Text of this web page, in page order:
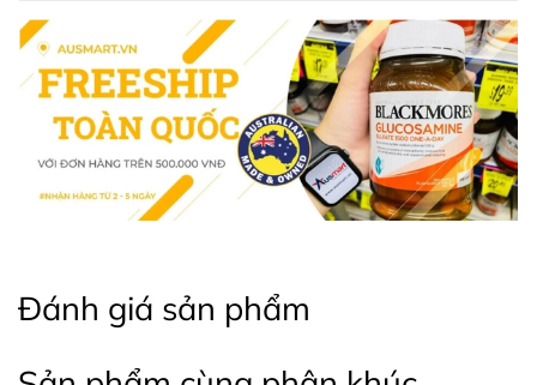
đầu bàn chải, rửa sạch rồi để ráo. Khi sử dụng chỉ
cần bật nút điều khiển để bàn chải hoạt động và
tắt nút sau khi quá trình chải răng hoàn tất.
Hướng dẫn thay đầu bàn chải: Tháo đầu bàn chải
cũ, lắp đầu bàn chải mới vào dùng như bình
Bảo quản nơi khô ráo thoáng mát, tránh ánh nắng trực
Đánh giá sản phẩm